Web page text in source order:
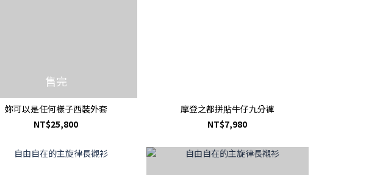
售完
妳可以是任何樣子西裝外套
NT$25,800
摩登之都拼貼牛仔九分褲
NT$7,980